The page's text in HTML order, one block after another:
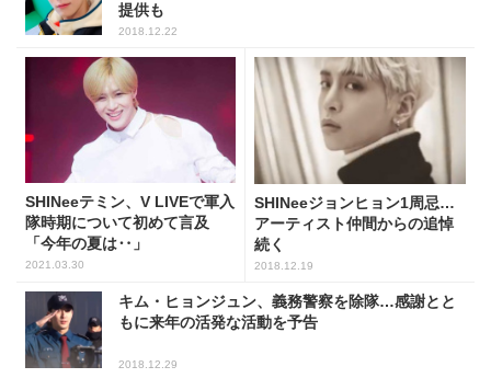
提供も
2018.12.22
SHINeeテミン、V LIVEで軍入
隊時期について初めて言及
「今年の夏は‥」
2021.03.30
SHINeeジョンヒョン1周忌…
アーティスト仲間からの追悼
続く
2018.12.19
キム・ヒョンジュン、義務警察を除隊…感謝とと
もに来年の活発な活動を予告
2018.12.29